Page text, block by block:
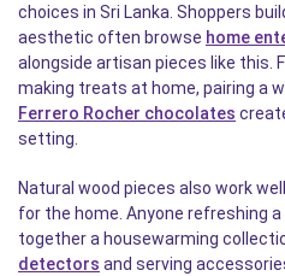
choices in Sri Lanka. Shoppers
aesthetic often browse home
alongside artisan pieces like this.
making treats at home, pairing a
Ferrero Rocher chocolates
setting.
Natural wood pieces also work
for the home. Anyone refreshing
together a housewarming
detectors and serving